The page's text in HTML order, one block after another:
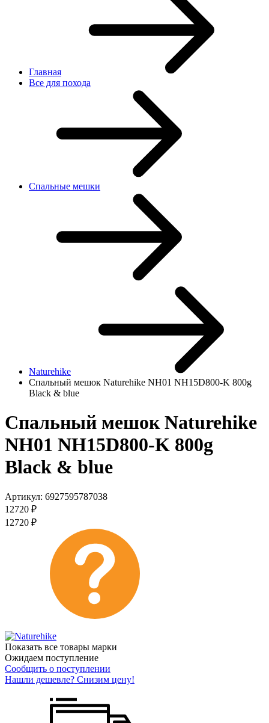
Главная
Все для похода
Спальные мешки
Naturehike
Спальный мешок Naturehike NH01 NH15D800-K 800g
Black & blue
Спальный мешок Naturehike
NH01 NH15D800-K 800g
Black & blue
Артикул: 6927595787038
12720 ₽
12720 ₽
Показать все товары марки
Ожидаем поступление
Сообщить о поступлении
Нашли дешевле? Снизим цену!